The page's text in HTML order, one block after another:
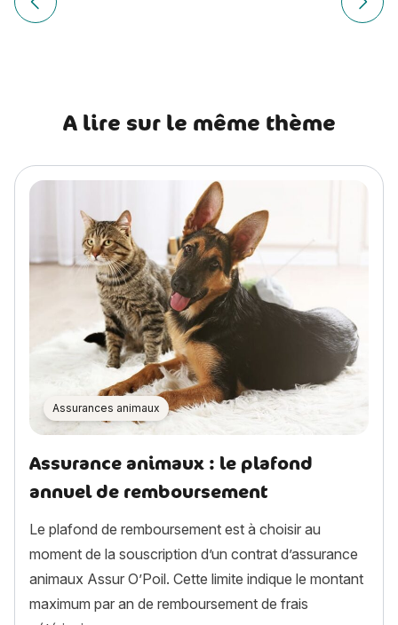
de
Article précédent La perte d’audition : mon animal est-ilArticle
A lire sur le même thème
Assurances animaux
Assurance animaux : le plafond
annuel de remboursement
Le plafond de remboursement est à choisir au
moment de la souscription d’un contrat d’assurance
animaux Assur O’Poil. Cette limite indique le montant
maximum par an de remboursement de frais